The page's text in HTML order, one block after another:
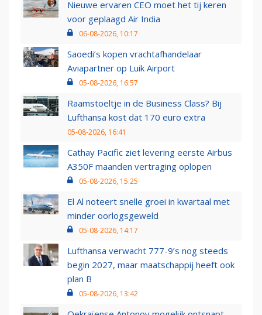
Nieuwe ervaren CEO moet het tij keren
voor geplaagd Air India
06-08-2026, 10:17
Saoedi’s kopen vrachtafhandelaar
Aviapartner op Luik Airport
05-08-2026, 16:57
Raamstoeltje in de Business Class? Bij
Lufthansa kost dat 170 euro extra
05-08-2026, 16:41
Cathay Pacific ziet levering eerste Airbus
A350F maanden vertraging oplopen
05-08-2026, 15:25
El Al noteert snelle groei in kwartaal met
minder oorlogsgeweld
05-08-2026, 14:17
Lufthansa verwacht 777-9’s nog steeds
begin 2027, maar maatschappij heeft ook
plan B
05-08-2026, 13:42